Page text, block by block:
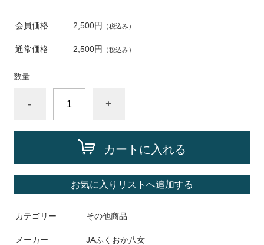
会員価格 2,500円 （税込み）
通常価格 2,500円 （税込み）
数量
- +
カートに入れる
お気に入りリストへ追加する
カテゴリー その他商品
メーカー JAふくおか八女